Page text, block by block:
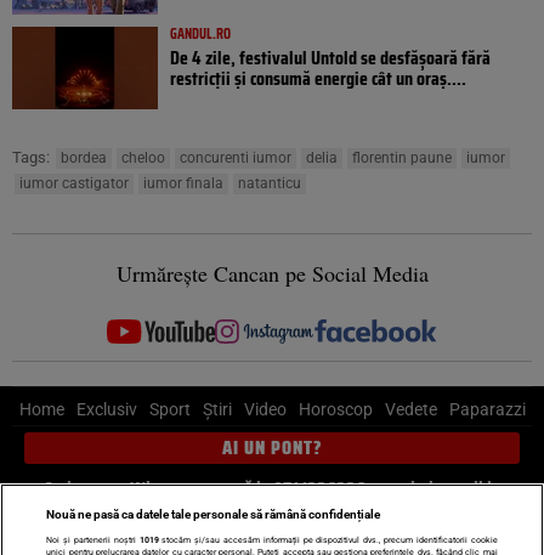
GANDUL.RO
De 4 zile, festivalul Untold se desfășoară fără
restricții și consumă energie cât un oraș....
Tags: bordea cheloo concurenti iumor delia florentin paune
iumor
iumor castigator
iumor finala natanticu
Urmărește Cancan pe Social Media
Home Exclusiv Sport Știri Video Horoscop Vedete Paparazzi
AI UN PONT?
Scrie-ne pe Whatsapp, sună la 0741226226 sau trimite mail la
pont@cancan.ro
Nouă ne pasă ca datele tale personale să rămână confidențiale
Noi și partenerii noștri 1019stocăm și/sau accesăm informații pe dispozitivul dvs., precum identificatorii cookie
unici pentru prelucrarea datelor cu caracter personal. Puteți accepta sau gestiona preferințele dvs. făcând clic mai